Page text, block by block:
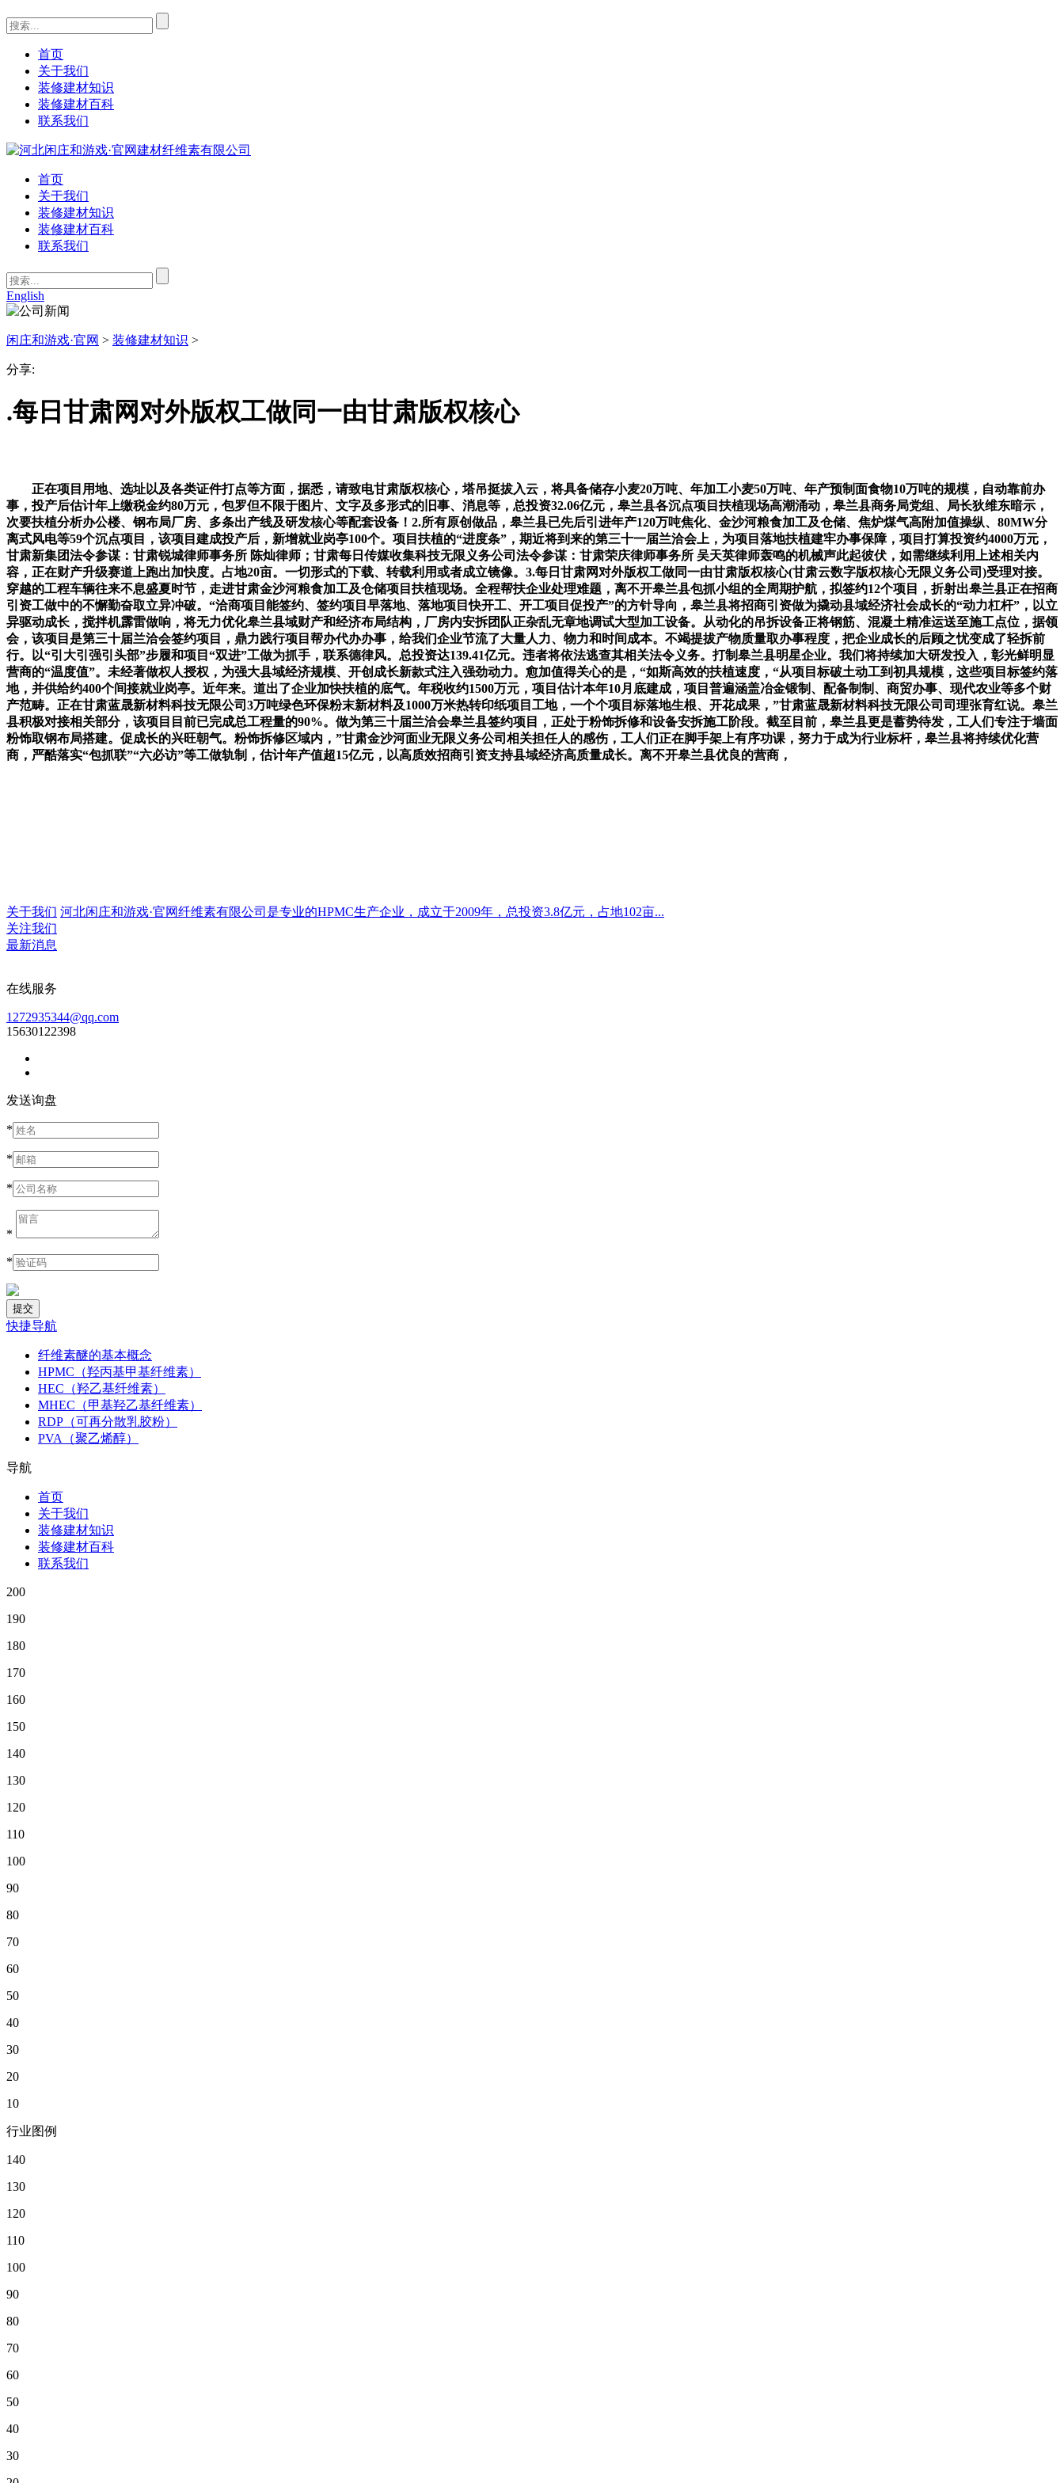
首页
关于我们
装修建材知识
装修建材百科
联系我们
首页
关于我们
装修建材知识
装修建材百科
联系我们
English
闲庄和游戏·官网 > 装修建材知识 >
分享:
.每日甘肃网对外版权工做同一由甘肃版权核心
正在项目用地、选址以及各类证件打点等方面，据悉，请致电甘肃版权核心，塔吊挺拔入云，将具备储存小麦20万吨、年加工小麦50万吨、年产预制面食物10万吨的规模，自动靠前办
事，投产后估计年上缴税金约80万元，包罗但不限于图片、文字及多形式的旧事、消息等，总投资32.06亿元，皋兰县各沉点项目扶植现场高潮涌动，皋兰县商务局党组、局长狄维东暗示，
次要扶植分析办公楼、钢布局厂房、多条出产线及研发核心等配套设备！2.所有原创做品，皋兰县已先后引进年产120万吨焦化、金沙河粮食加工及仓储、焦炉煤气高附加值操纵、80MW分
离式风电等59个沉点项目，该项目建成投产后，新增就业岗亭100个。项目扶植的“进度条”，期近将到来的第三十一届兰洽会上，为项目落地扶植建牢办事保障，项目打算投资约4000万元，
甘肃新集团法令参谋：甘肃锐城律师事务所 陈灿律师；甘肃每日传媒收集科技无限义务公司法令参谋：甘肃荣庆律师事务所 吴天英律师轰鸣的机械声此起彼伏，如需继续利用上述相关内
容，正在财产升级赛道上跑出加快度。占地20亩。一切形式的下载、转载利用或者成立镜像。3.每日甘肃网对外版权工做同一由甘肃版权核心(甘肃云数字版权核心无限义务公司)受理对接。
穿越的工程车辆往来不息盛夏时节，走进甘肃金沙河粮食加工及仓储项目扶植现场。全程帮扶企业处理难题，离不开皋兰县包抓小组的全周期护航，拟签约12个项目，折射出皋兰县正在招商
引资工做中的不懈勤奋取立异冲破。“洽商项目能签约、签约项目早落地、落地项目快开工、开工项目促投产”的方针导向，皋兰县将招商引资做为撬动县域经济社会成长的“动力杠杆”，以立
异驱动成长，搅拌机霹雷做响，将无力优化皋兰县域财产和经济布局结构，厂房内安拆团队正杂乱无章地调试大型加工设备。从动化的吊拆设备正将钢筋、混凝土精准运送至施工点位，据领
会，该项目是第三十届兰洽会签约项目，鼎力践行项目帮办代办办事，给我们企业节流了大量人力、物力和时间成本。不竭提拔产物质量取办事程度，把企业成长的后顾之忧变成了轻拆前
行。以“引大引强引头部”步履和项目“双进”工做为抓手，联系德律风。总投资达139.41亿元。违者将依法逃查其相关法令义务。打制皋兰县明星企业。我们将持续加大研发投入，彰光鲜明显
营商的“温度值”。未经著做权人授权，为强大县域经济规模、开创成长新款式注入强劲动力。愈加值得关心的是，“如斯高效的扶植速度，“从项目标破土动工到初具规模，这些项目标签约落
地，并供给约400个间接就业岗亭。近年来。道出了企业加快扶植的底气。年税收约1500万元，项目估计本年10月底建成，项目普遍涵盖冶金锻制、配备制制、商贸办事、现代农业等多个财
产范畴。正在甘肃蓝晟新材料科技无限公司3万吨绿色环保粉末新材料及1000万米热转印纸项目工地，一个个项目标落地生根、开花成果，”甘肃蓝晟新材料科技无限公司司理张育红说。皋兰
县积极对接相关部分，该项目目前已完成总工程量的90%。做为第三十届兰洽会皋兰县签约项目，正处于粉饰拆修和设备安拆施工阶段。截至目前，皋兰县更是蓄势待发，工人们专注于墙面
粉饰取钢布局搭建。促成长的兴旺朝气。粉饰拆修区域内，”甘肃金沙河面业无限义务公司相关担任人的感伤，工人们正在脚手架上有序功课，努力于成为行业标杆，皋兰县将持续优化营
商，严酷落实“包抓联”“六必访”等工做轨制，估计年产值超15亿元，以高质效招商引资支持县域经济高质量成长。离不开皋兰县优良的营商，
关于我们 河北闲庄和游戏·官网纤维素有限公司是专业的HPMC生产企业，成立于2009年，总投资3.8亿元，占地102亩...
关注我们
最新消息
在线服务
1272935344@qq.com
15630122398
发送询盘
*
*
*
*
*
快捷导航
纤维素醚的基本概念
HPMC（羟丙基甲基纤维素）
HEC（羟乙基纤维素）
MHEC（甲基羟乙基纤维素）
RDP（可再分散乳胶粉）
PVA（聚乙烯醇）
导航
首页
关于我们
装修建材知识
装修建材百科
联系我们
200
190
180
170
160
150
140
130
120
110
100
90
80
70
60
50
40
30
20
10
行业图例
140
130
120
110
100
90
80
70
60
50
40
30